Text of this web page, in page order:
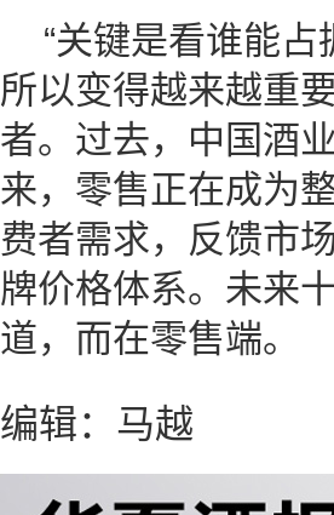
“关键是看谁能
所以变得越来越重
者。过去，中国酒
来，零售正在成为
费者需求，反馈市
牌价格体系。未来
道，而在零售端。
编辑：马越